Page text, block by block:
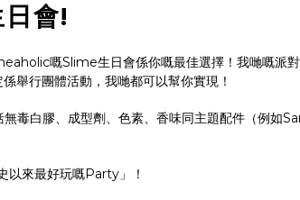
會!
嘅Slime生日會係你嘅最佳選擇！我哋嘅派
舉行團體活動，我哋都可以幫你實現！
白膠、成型劑、色素、香味同主題配件（例如
來最好玩嘅Party」！